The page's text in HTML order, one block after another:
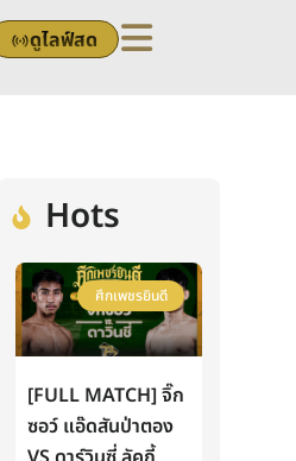
ดูไลฟ์สด
Hots
ศึกเพชรยินดี
[FULL MATCH] จิ๊ก
ซอว์ แอ๊ดสันป่าตอง